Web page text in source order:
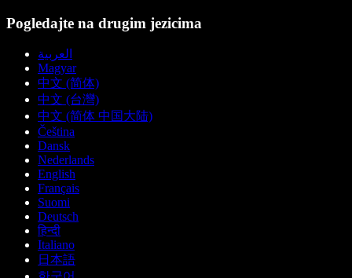
Pogledajte na drugim jezicima
العربية
Magyar
中文 (简体)
中文 (台灣)
中文 (简体 中国大陆)
Čeština
Dansk
Nederlands
English
Français
Suomi
Deutsch
हिन्दी
Italiano
日本語